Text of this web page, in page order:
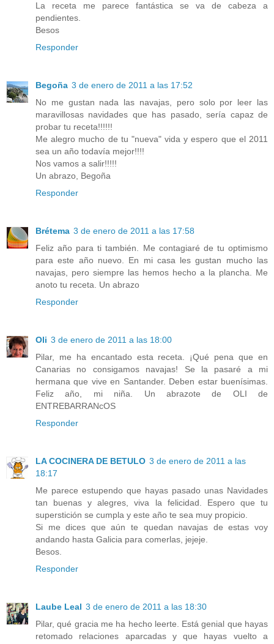
La receta me parece fantástica se va de cabeza a
pendientes.
Besos
Responder
Begoña 3 de enero de 2011 a las 17:52
No me gustan nada las navajas, pero solo por leer las
maravillosas navidades que has pasado, sería capaz de
probar tu receta!!!!!!
Me alegro mucho de tu "nueva" vida y espero que el 2011
sea un año todavía mejor!!!!
Nos vamos a salir!!!!!
Un abrazo, Begoña
Responder
Brétema 3 de enero de 2011 a las 17:58
Feliz año para ti también. Me contagiaré de tu optimismo
para este año nuevo. En mi casa les gustan mucho las
navajas, pero siempre las hemos hecho a la plancha. Me
anoto tu receta. Un abrazo
Responder
Oli 3 de enero de 2011 a las 18:00
Pilar, me ha encantado esta receta. ¡Qué pena que en
Canarias no consigamos navajas! Se la pasaré a mi
hermana que vive en Santander. Deben estar buenísimas.
Feliz año, mi niña. Un abrazote de OLI de
ENTREBARRANcOS
Responder
LA COCINERA DE BETULO 3 de enero de 2011 a las
18:17
Me parece estupendo que hayas pasado unas Navidades
tan buenas y alegres, viva la felicidad. Espero que tu
superstición se cumpla y este año te sea muy propicio.
Si me dices que aún te quedan navajas de estas voy
andando hasta Galicia para comerlas, jejeje.
Besos.
Responder
Laube Leal 3 de enero de 2011 a las 18:30
Pilar, qué gracia me ha hecho leerte. Está genial que hayas
retomado relaciones aparcadas y que hayas vuelto a